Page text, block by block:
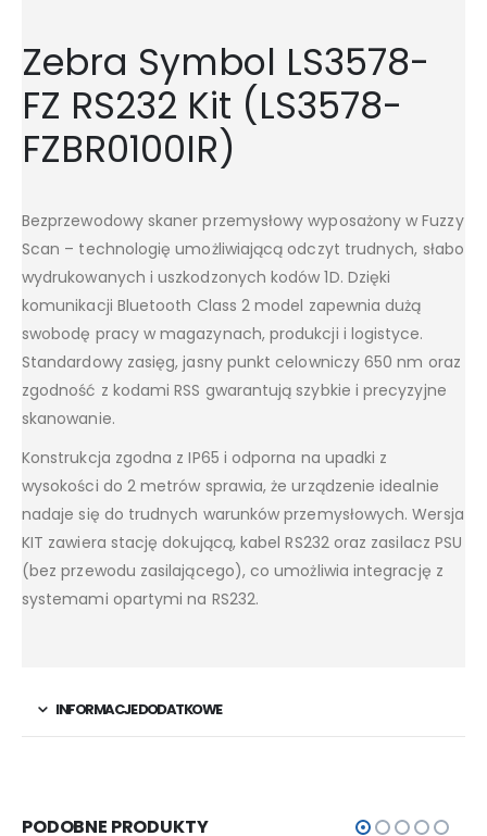
Zebra Symbol LS3578-
FZ RS232 Kit (LS3578-
FZBR0100IR)
Bezprzewodowy skaner przemysłowy wyposażony w Fuzzy
Scan – technologię umożliwiającą odczyt trudnych, słabo
wydrukowanych i uszkodzonych kodów 1D. Dzięki
komunikacji Bluetooth Class 2 model zapewnia dużą
swobodę pracy w magazynach, produkcji i logistyce.
Standardowy zasięg, jasny punkt celowniczy 650 nm oraz
zgodność z kodami RSS gwarantują szybkie i precyzyjne
skanowanie.
Konstrukcja zgodna z IP65 i odporna na upadki z
wysokości do 2 metrów sprawia, że urządzenie idealnie
nadaje się do trudnych warunków przemysłowych. Wersja
KIT zawiera stację dokującą, kabel RS232 oraz zasilacz PSU
(bez przewodu zasilającego), co umożliwia integrację z
systemami opartymi na RS232.
INFORMACJE DODATKOWE
PODOBNE PRODUKTY